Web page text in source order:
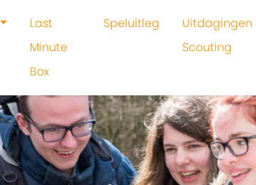
Last
Minute
Box
Speluitleg
Uitdagingen
Scouting